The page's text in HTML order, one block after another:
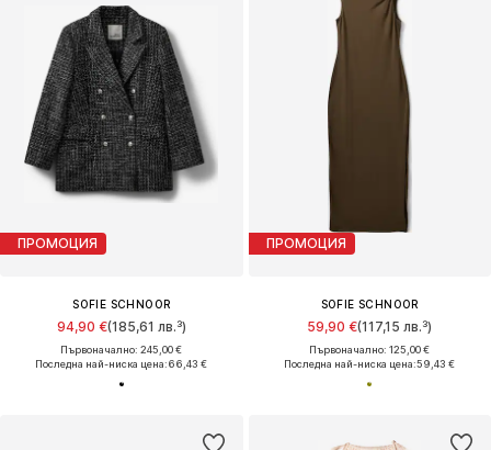
ПРОМОЦИЯ
SOFIE SCHNOOR
94,90 €(185,61 лв.³)
Първоначално: 245,00 €
Последна най-ниска цена:66,43 €
ПРОМОЦИЯ
SOFIE SCHNOOR
59,90 €(117,15 лв.³)
Първоначално: 125,00 €
Последна най-ниска цена:59,43 €